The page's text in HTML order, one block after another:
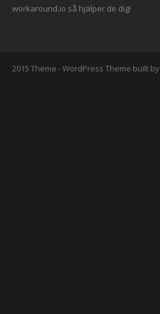
workaround.io så hjälper de dig!
2015 Theme - WordPress Theme built by